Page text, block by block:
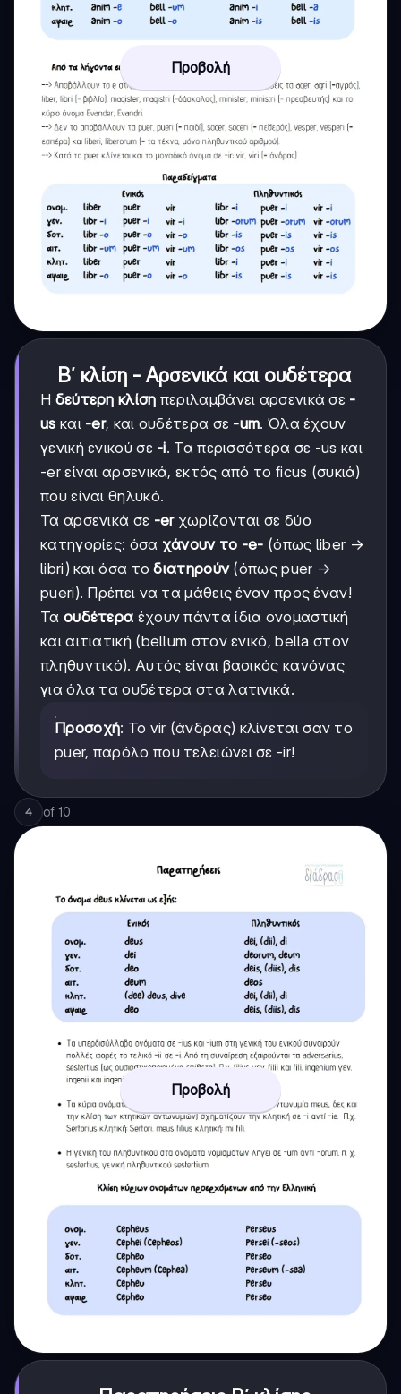
Προβολή
Β΄ κλίση - Αρσενικά και ουδέτερα
Η δεύτερη κλίση περιλαμβάνει αρσενικά σε -
us και -er, και ουδέτερα σε -um. Όλα έχουν
γενική ενικού σε -i. Τα περισσότερα σε -us και
-er είναι αρσενικά, εκτός από το ficus (συκιά)
που είναι θηλυκό.
Τα αρσενικά σε -erχωρίζονται σε δύο
κατηγορίες: όσα χάνουν το -e- (όπως liber →
libri) και όσα τοδιατηρούν(όπως puer →
pueri). Πρέπει να τα μάθεις έναν προς έναν!
Τα ουδέτερα έχουν πάντα ίδια ονομαστική
και αιτιατική (bellum στον ενικό, bella στον
πληθυντικό). Αυτός είναι βασικός κανόνας
για όλα τα ουδέτερα στα λατινικά.
Προσοχή: Το vir (άνδρας) κλίνεται σαν το
puer, παρόλο που τελειώνει σε -ir!
4 of 10
Προβολή